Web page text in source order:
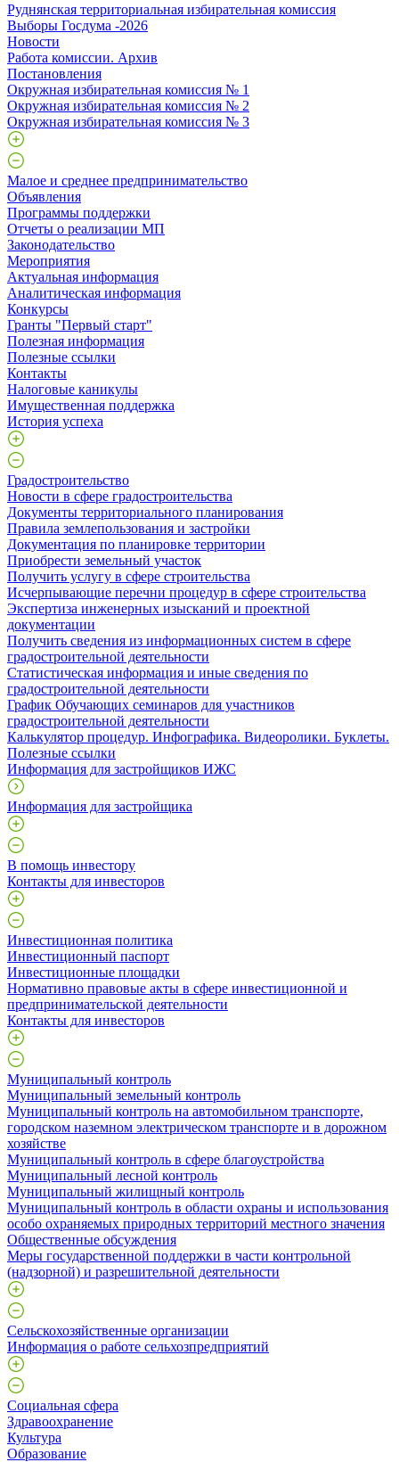
Руднянская территориальная избирательная комиссия
Выборы Госдума -2026
Новости
Работа комиссии. Архив
Постановления
Окружная избирательная комиссия № 1
Окружная избирательная комиссия № 2
Окружная избирательная комиссия № 3
Малое и среднее предпринимательство
Объявления
Программы поддержки
Отчеты о реализации МП
Законодательство
Мероприятия
Актуальная информация
Аналитическая информация
Конкурсы
Гранты "Первый старт"
Полезная информация
Полезные ссылки
Контакты
Налоговые каникулы
Имущественная поддержка
История успеха
Градостроительство
Новости в сфере градостроительства
Документы территориального планирования
Правила землепользования и застройки
Документация по планировке территории
Приобрести земельный участок
Получить услугу в сфере строительства
Исчерпывающие перечни процедур в сфере строительства
Экспертиза инженерных изысканий и проектной
документации
Получить сведения из информационных систем в сфере
градостроительной деятельности
Статистическая информация и иные сведения по
градостроительной деятельности
График Обучающих семинаров для участников
градостроительной деятельности
Калькулятор процедур. Инфографика. Видеоролики. Буклеты.
Полезные ссылки
Информация для застройщиков ИЖС
Информация для застройщика
В помощь инвестору
Контакты для инвесторов
Инвестиционная политика
Инвестиционный паспорт
Инвестиционные площадки
Нормативно правовые акты в сфере инвестиционной и
предпринимательской деятельности
Контакты для инвесторов
Муниципальный контроль
Муниципальный земельный контроль
Муниципальный контроль на автомобильном транспорте,
городском наземном электрическом транспорте и в дорожном
хозяйстве
Муниципальный контроль в сфере благоустройства
Муниципальный лесной контроль
Муниципальный жилищный контроль
Муниципальный контроль в области охраны и использования
особо охраняемых природных территорий местного значения
Общественные обсуждения
Меры государственной поддержки в части контрольной
(надзорной) и разрешительной деятельности
Сельскохозяйственные организации
Информация о работе сельхозпредприятий
Социальная сфера
Здравоохранение
Культура
Образование